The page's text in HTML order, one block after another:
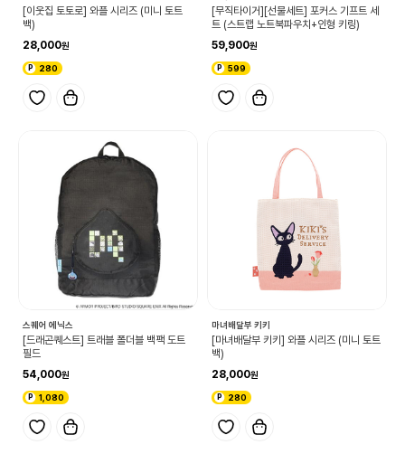
[이웃집 토토로] 와플 시리즈 (미니 토트
백)
28,000
280
[무직타이거][선물세트] 포커스 기프트 세
트 (스트랩 노트북파우치+인형 키링)
59,900
599
스퀘어 에닉스
[드래곤퀘스트] 트래블 폴더블 백팩 도트
필드
54,000
1,080
마녀배달부 키키
[마녀배달부 키키] 와플 시리즈 (미니 토트
백)
28,000
280